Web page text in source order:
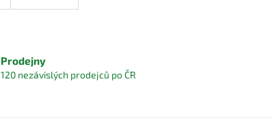
Prodejny
120 nezávislých prodejců po ČR